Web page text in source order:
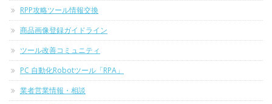
RPP攻略ツール情報交換
商品画像登録ガイドライン
ツール改善コミュニティ
PC 自動化Robotツール「RPA」
業者営業情報・相談